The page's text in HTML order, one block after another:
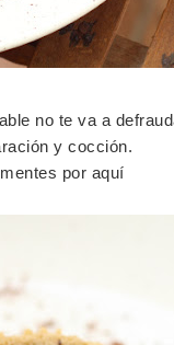
no te va a
y cocción.
por aquí